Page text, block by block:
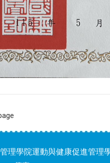
理學院運動與健康促進管理